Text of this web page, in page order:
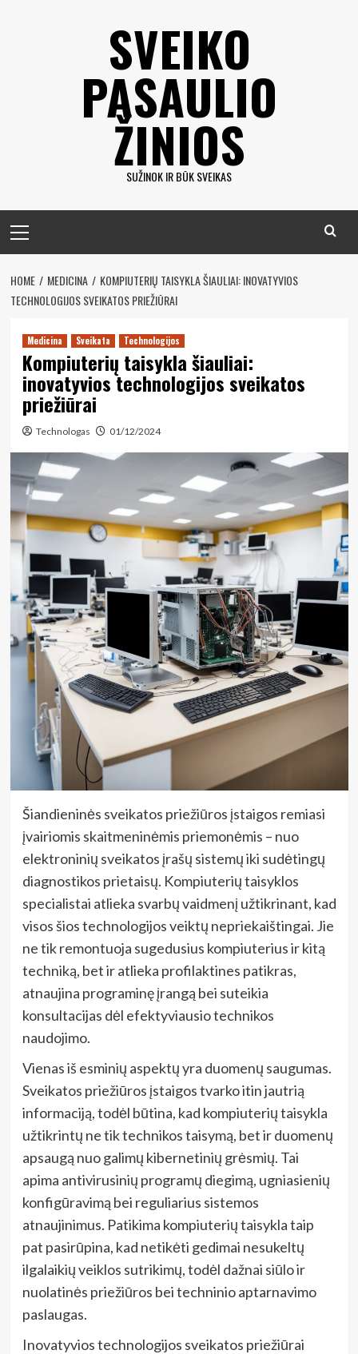
SVEIKO
PASAULIO
ŽINIOS
SUŽINOK IR BŪK SVEIKAS
meniu
HOME MEDICINA
KOMPIUTERIŲ TAISYKLA ŠIAULIAI: INOVATYVIOS
TECHNOLOGIJOS SVEIKATOS PRIEŽIŪRAI
Medicina Sveikata Technologijos
Kompiuterių taisykla šiauliai:
inovatyvios technologijos sveikatos
priežiūrai
Technologas 01/12/2024
Šiandieninės sveikatos priežiūros įstaigos remiasi
įvairiomis skaitmeninėmis priemonėmis – nuo
elektroninių sveikatos įrašų sistemų iki sudėtingų
diagnostikos prietaisų. Kompiuterių taisyklos
specialistai atlieka svarbų vaidmenį užtikrinant, kad
visos šios technologijos veiktų nepriekaištingai. Jie
ne tik remontuoja sugedusius kompiuterius ir kitą
techniką, bet ir atlieka profilaktines patikras,
atnaujina programinę įrangą bei suteikia
konsultacijas dėl efektyviausio technikos
naudojimo.
Vienas iš esminių aspektų yra duomenų saugumas.
Sveikatos priežiūros įstaigos tvarko itin jautrią
informaciją, todėl būtina, kad kompiuterių taisykla
užtikrintų ne tik technikos taisymą, bet ir duomenų
apsaugą nuo galimų kibernetinių grėsmių. Tai
apima antivirusinių programų diegimą, ugniasienių
konfigūravimą bei reguliarius sistemos
atnaujinimus. Patikima kompiuterių taisykla taip
pat pasirūpina, kad netikėti gedimai nesukeltų
ilgalaikių veiklos sutrikimų, todėl dažnai siūlo ir
nuolatinės priežiūros bei techninio aptarnavimo
paslaugas.
Inovatyvios technologijos sveikatos priežiūrai